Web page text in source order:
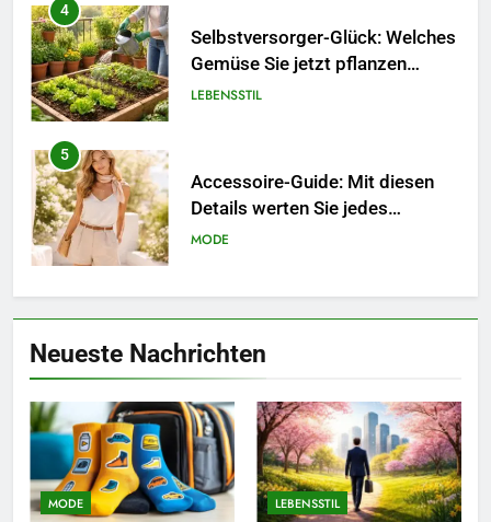
4
Selbstversorger-Glück: Welches
Gemüse Sie jetzt pflanzen
sollten.
LEBENSSTIL
5
Accessoire-Guide: Mit diesen
Details werten Sie jedes
Frühlingsoutfit auf.
MODE
6
Sie Bienen und Schmetterlinge
in Ihren Garten.
LEBENSSTIL
7
Berufliche Neuorientierung: Mut
zum Quereinstieg in der neuen
Neueste Nachrichten
MODE LEBENSSTIL